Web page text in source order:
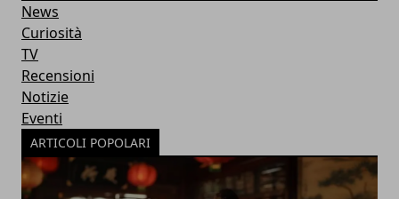
News
Curiosità
TV
Recensioni
Notizie
Eventi
ARTICOLI POPOLARI